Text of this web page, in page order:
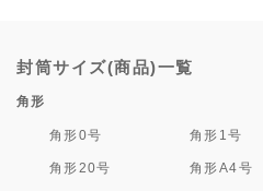
封筒サイズ(商品)一覧
角形
角形0号 角形1号
角形20号 角形A4号